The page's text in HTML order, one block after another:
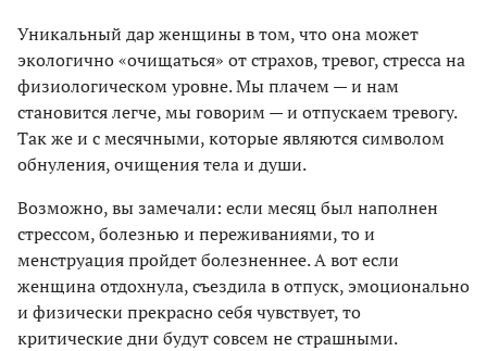
Уникальный дар женщины в том, что она может
экологично «очищаться» от страхов, тревог, стресса на
физиологическом уровне. Мы плачем — и нам
становится легче, мы говорим — и отпускаем тревогу.
Так же и с месячными, которые являются символом
обнуления, очищения тела и души.
Возможно, вы замечали: если месяц был наполнен
стрессом, болезнью и переживаниями, то и
менструация пройдет болезненнее. А вот если
женщина отдохнула, съездила в отпуск, эмоционально
и физически прекрасно себя чувствует, то
критические дни будут совсем не страшными.